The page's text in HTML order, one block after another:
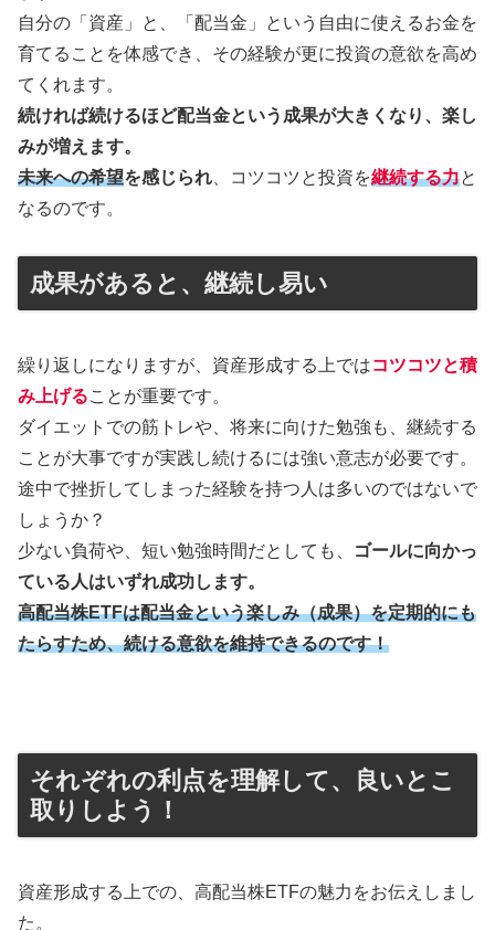
自分の「資産」と、「配当金」という自由に使えるお金を
育てることを体感でき、その経験が更に投資の意欲を高め
てくれます。
続ければ続けるほど配当金という成果が大きくなり、楽し
みが増えます。
未来への希望を感じられ 、コツコツと投資を継続する力と
なるのです。
成果があると、継続し易い
繰り返しになりますが、資産形成する上ではコツコツと積
み上げることが重要です。
ダイエットでの筋トレや、将来に向けた勉強も、継続する
ことが大事ですが実践し続けるには強い意志が必要です。
途中で挫折してしまった経験を持つ人は多いのではないで
しょうか？
少ない負荷や、短い勉強時間だとしても、
ゴールに向かっ
ている人はいずれ成功します。
高配当株ETFは配当金という楽しみ（成果）を定期的にも
たらすため、続ける意欲を維持できるのです！
それぞれの利点を理解して、良いとこ
取りしよう！
資産形成する上での、高配当株ETFの魅力をお伝えしまし
た。